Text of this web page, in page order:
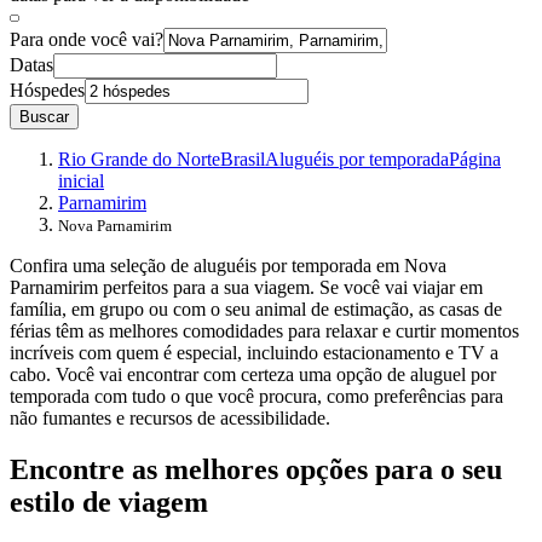
Para onde você vai?
Datas
Hóspedes
Buscar
Rio Grande do NorteBrasilAluguéis por temporadaPágina
inicial
Parnamirim
Nova Parnamirim
Confira uma seleção de aluguéis por temporada em Nova
Parnamirim perfeitos para a sua viagem. Se você vai viajar em
família, em grupo ou com o seu animal de estimação, as casas de
férias têm as melhores comodidades para relaxar e curtir momentos
incríveis com quem é especial, incluindo estacionamento e TV a
cabo. Você vai encontrar com certeza uma opção de aluguel por
temporada com tudo o que você procura, como preferências para
não fumantes e recursos de acessibilidade.
Encontre as melhores opções para o seu
estilo de viagem